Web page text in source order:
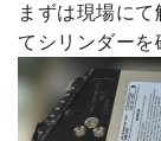
まずは現場に
てシリンダーを